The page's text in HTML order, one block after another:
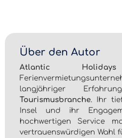
Über den Autor
Atlantic Holidays
langjähriger
Tourismusbranche. Ihr
Insel und ihr
hochwertigen Service
vertrauenswürdigen Wahl